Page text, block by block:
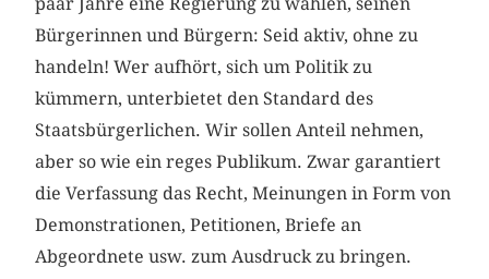
paar Jahre eine Regierung zu wählen, seinen
Bürgerinnen und Bürgern: Seid aktiv, ohne zu
handeln! Wer aufhört, sich um Politik zu
kümmern, unterbietet den Standard des
Staatsbürgerlichen. Wir sollen Anteil nehmen,
aber so wie ein reges Publikum. Zwar garantiert
die Verfassung das Recht, Meinungen in Form von
Demonstrationen, Petitionen, Briefe an
Abgeordnete usw. zum Ausdruck zu bringen.